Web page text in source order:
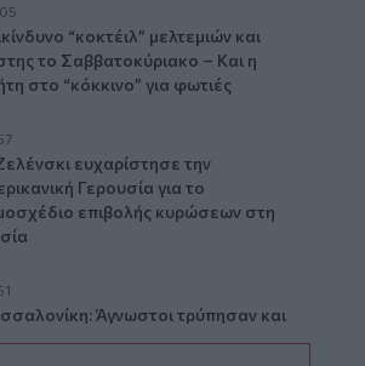
“κοκτέιλ” μελτεμιών και
το Σαββατοκύριακο – Και η
στο “κόκκινο” για φωτιές
ευχαρίστησε την
Γερουσία για το
επιβολής κυρώσεων στη
Άγνωστοι τρύπησαν και
δέντρα στο κέντρο της